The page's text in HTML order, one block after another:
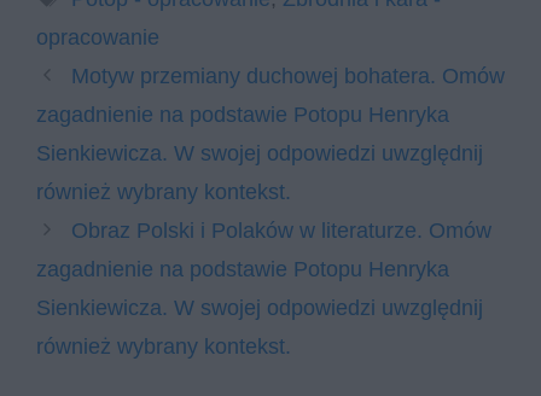
opracowanie
Motyw przemiany duchowej bohatera. Omów
zagadnienie na podstawie Potopu Henryka
Sienkiewicza. W swojej odpowiedzi uwzględnij
również wybrany kontekst.
Obraz Polski i Polaków w literaturze. Omów
zagadnienie na podstawie Potopu Henryka
Sienkiewicza. W swojej odpowiedzi uwzględnij
również wybrany kontekst.